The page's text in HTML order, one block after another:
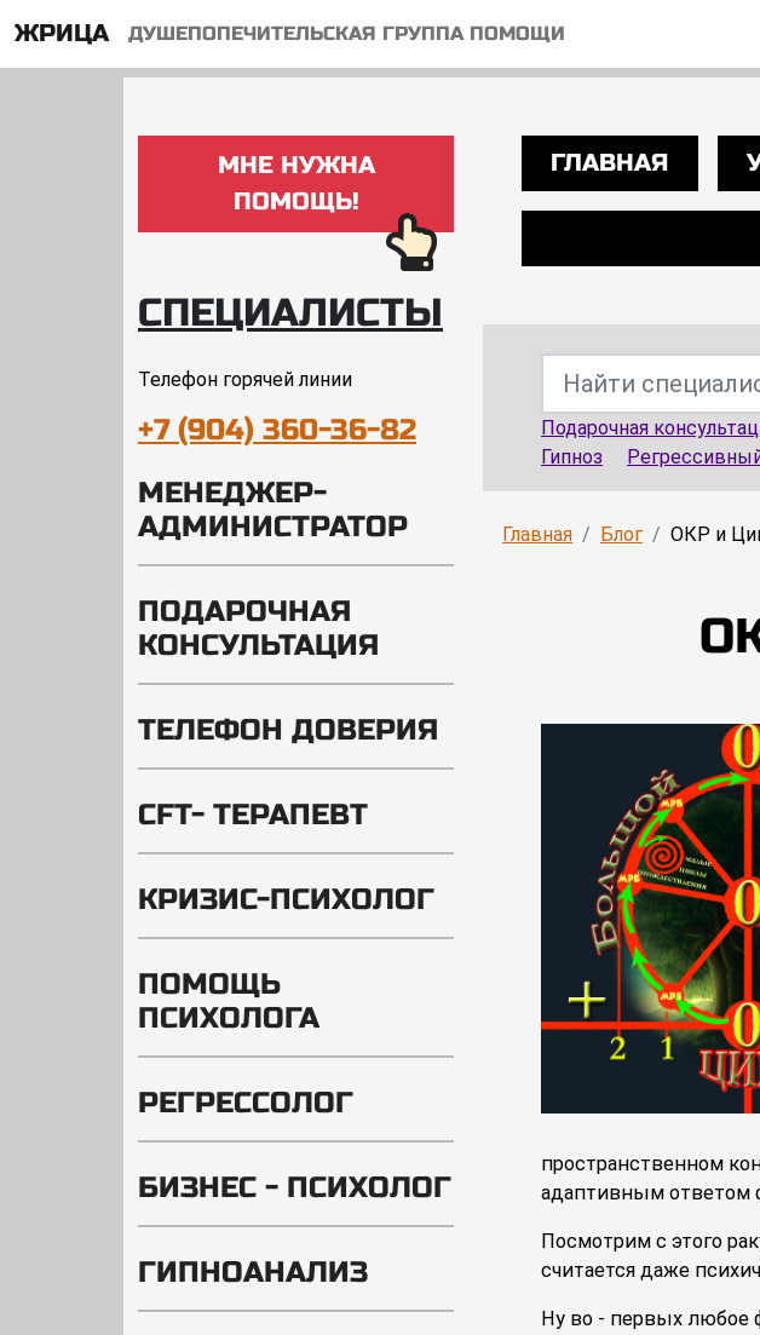
ЖРИЦА ДУШЕПОПЕЧИТЕЛЬСКАЯ ГРУППА ПОМОЩИ
МНЕ НУЖНА
ПОМОЩЬ!
СПЕЦИАЛИСТЫ
Телефон горячей линии
+7 (904) 360-36-82
МЕНЕДЖЕР-
АДМИНИСТРАТОР
ПОДАРОЧНАЯ
КОНСУЛЬТАЦИЯ
ТЕЛЕФОН ДОВЕРИЯ
CFT- ТЕРАПЕВТ
КРИЗИС-ПСИХОЛОГ
ПОМОЩЬ
ПСИХОЛОГА
РЕГРЕССОЛОГ
БИЗНЕС - ПСИХОЛОГ
ГИПНОАНАЛИЗ
ГЛАВНАЯ
Подарочная
Гипноз
Главная Блог ОКР и
пространственном
адаптивным ответом
Посмотрим с этого
считается даже
Ну во - первых любое